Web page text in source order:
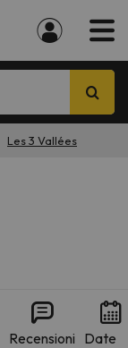
Les 3 Vallées
Recensioni Date